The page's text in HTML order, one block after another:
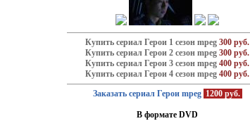
Купить сериал Герои 1 сезон mpeg 300 руб.
Купить сериал Герои 2 сезон mpeg 300 руб.
Купить сериал Герои 3 сезон mpeg 400 руб.
Купить сериал Герои 4 сезон mpeg 400 руб.
Заказать сериал Герои mpeg 1200 руб.
В формате DVD